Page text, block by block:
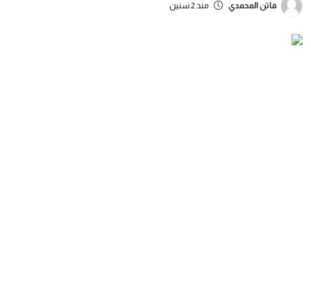
الرياضة
اقتصاد
فاتن المحمدي منذ 2 سنين